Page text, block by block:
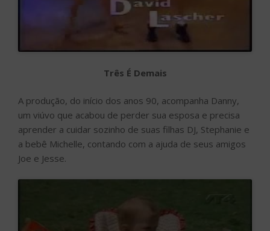
Três É Demais
A produção, do início dos anos 90, acompanha Danny,
um viúvo que acabou de perder sua esposa e precisa
aprender a cuidar sozinho de suas filhas DJ, Stephanie e
a bebê Michelle, contando com a ajuda de seus amigos
Joe e Jesse.